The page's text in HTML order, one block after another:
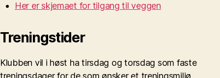
Her er skjemaet for tilgang til veggen
Treningstider
Klubben vil i høst ha tirsdag og torsdag som faste
treningsdager for de som ønsker et treningsmiljø.